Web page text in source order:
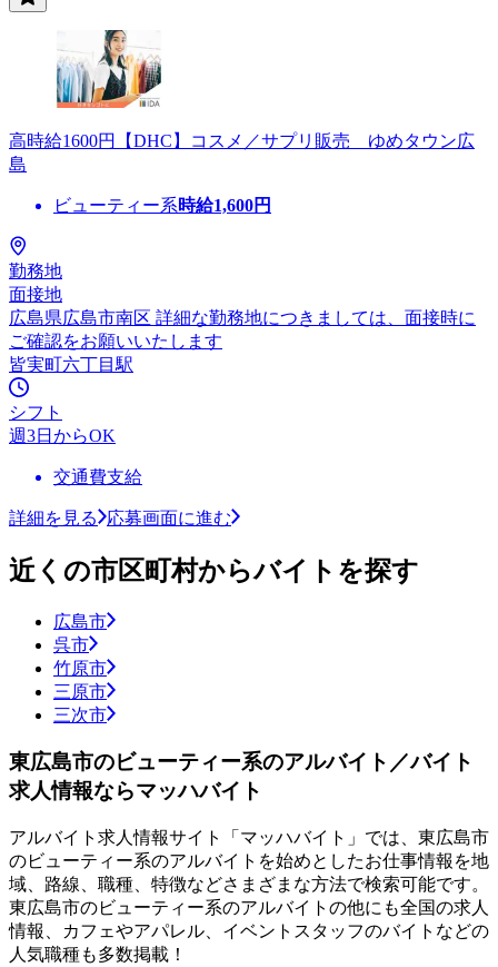
高時給1600円【DHC】コスメ／サプリ販売 ゆめタウン広
島
ビューティー系時給1,600円
勤務地
面接地
広島県広島市南区 詳細な勤務地につきましては、面接時に
ご確認をお願いいたします
皆実町六丁目駅
シフト
週3日からOK
交通費支給
詳細を見る 応募画面に進む
近くの市区町村からバイトを探す
広島市
呉市
竹原市
三原市
三次市
東広島市のビューティー系のアルバイト／バイト
求人情報ならマッハバイト
アルバイト求人情報サイト「マッハバイト」では、東広島市
のビューティー系のアルバイトを始めとしたお仕事情報を地
域、路線、職種、特徴などさまざまな方法で検索可能です。
東広島市のビューティー系のアルバイトの他にも全国の求人
情報、カフェやアパレル、イベントスタッフのバイトなどの
人気職種も多数掲載！